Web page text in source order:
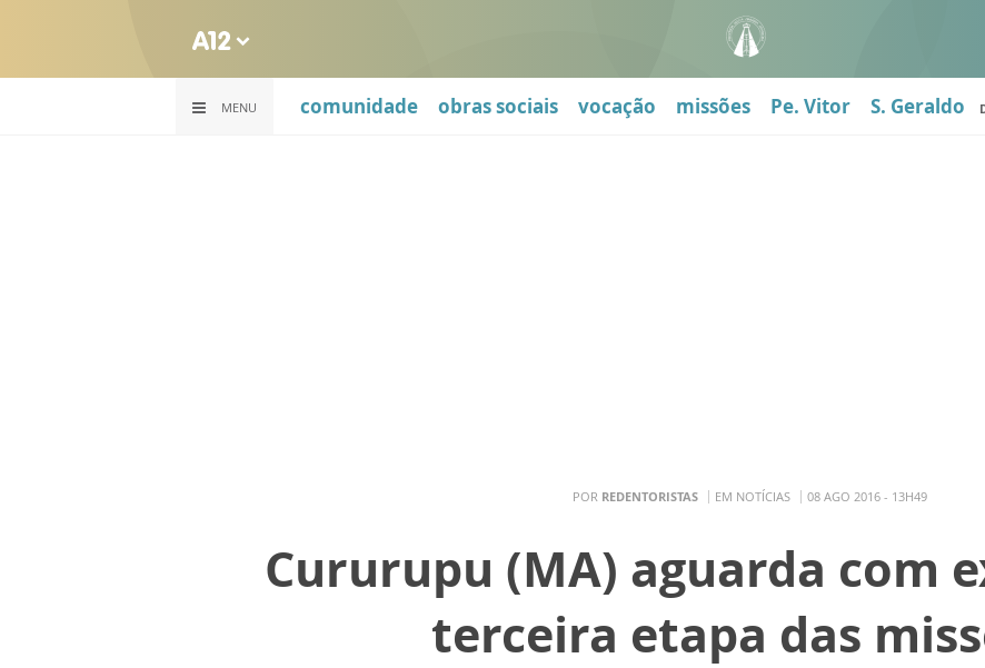
MENU comunidade obras sociais vocação missões Pe. Vitor S. Geraldo
POR REDENTORISTAS EM NOTÍCIAS 08 AGO 2016 - 13H49
Cururupu (MA) aguarda com
terceira etapa das